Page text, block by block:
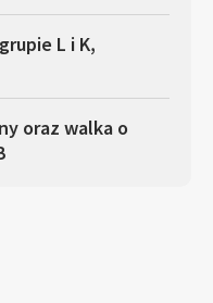
L i K,
oraz walka o